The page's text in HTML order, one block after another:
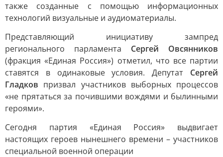
также созданные с помощью информационных
технологий визуальные и аудиоматериалы.
Представляющий инициативу зампред
регионального парламента Сергей Овсянников
(фракция «Единая Россия») отметил, что все партии
ставятся в одинаковые условия. Депутат Сергей
Гладков призвал участников выборных процессов
«не прятаться за почившими вождями и былинными
героями».
Сегодня партия «Единая Россия» выдвигает
настоящих героев нынешнего времени – участников
специальной военной операции